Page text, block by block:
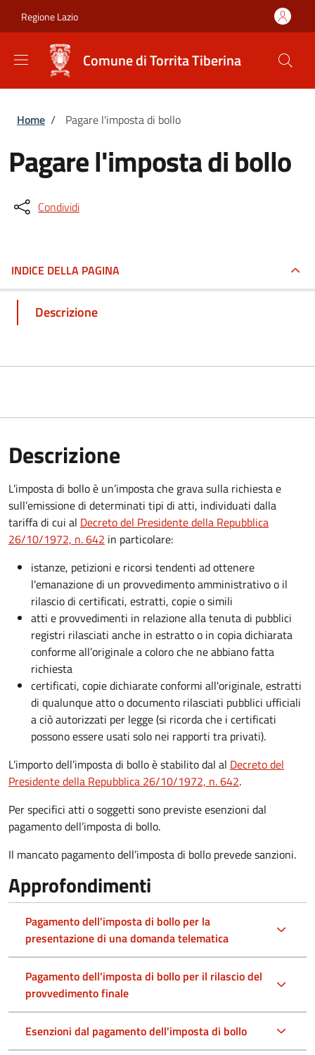
Regione Lazio
Comune di Torrita Tiberina
Briciole di pane
Home / Pagare l'imposta di bollo
Pagare l'imposta di bollo
Condividi
INDICE DELLA PAGINA
Descrizione
Descrizione
L’imposta di bollo è un’imposta che grava sulla richiesta e
sull’emissione di determinati tipi di atti, individuati dalla
tariffa di cui al Decreto del Presidente della Repubblica
26/10/1972, n. 642 in particolare:
istanze, petizioni e ricorsi tendenti ad ottenere
l'emanazione di un provvedimento amministrativo o il
rilascio di certificati, estratti, copie o simili
atti e provvedimenti in relazione alla tenuta di pubblici
registri rilasciati anche in estratto o in copia dichiarata
conforme all’originale a coloro che ne abbiano fatta
richiesta
certificati, copie dichiarate conformi all'originale, estratti
di qualunque atto o documento rilasciati pubblici ufficiali
a ciò autorizzati per legge (si ricorda che i certificati
possono essere usati solo nei rapporti tra privati).
L’importo dell’imposta di bollo è stabilito dal al Decreto del
Presidente della Repubblica 26/10/1972, n. 642.
Per specifici atti o soggetti sono previste esenzioni dal
pagamento dell’imposta di bollo.
Il mancato pagamento dell’imposta di bollo prevede sanzioni.
Approfondimenti
Pagamento dell'imposta di bollo per la
presentazione di una domanda telematica
Pagamento dell'imposta di bollo per il rilascio del
provvedimento finale
Esenzioni dal pagamento dell'imposta di bollo